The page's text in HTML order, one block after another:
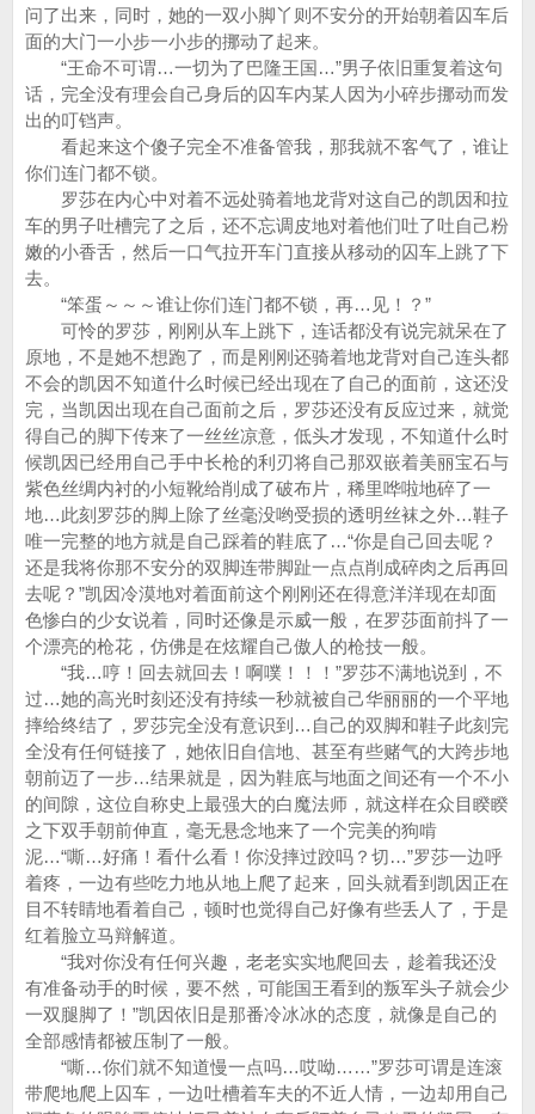
问了出来，同时，她的一双小脚丫则不安分的开始朝着囚车后
面的大门一小步一小步的挪动了起来。
“王命不可谓…一切为了巴隆王国…”男子依旧重复着这句
话，完全没有理会自己身后的囚车内某人因为小碎步挪动而发
出的叮铛声。
看起来这个傻子完全不准备管我，那我就不客气了，谁让
你们连门都不锁。
罗莎在内心中对着不远处骑着地龙背对这自己的凯因和拉
车的男子吐槽完了之后，还不忘调皮地对着他们吐了吐自己粉
嫩的小香舌，然后一口气拉开车门直接从移动的囚车上跳了下
去。
“笨蛋～～～谁让你们连门都不锁，再…见！？”
可怜的罗莎，刚刚从车上跳下，连话都没有说完就呆在了
原地，不是她不想跑了，而是刚刚还骑着地龙背对自己连头都
不会的凯因不知道什么时候已经出现在了自己的面前，这还没
完，当凯因出现在自己面前之后，罗莎还没有反应过来，就觉
得自己的脚下传来了一丝丝凉意，低头才发现，不知道什么时
候凯因已经用自己手中长枪的利刃将自己那双嵌着美丽宝石与
紫色丝绸内衬的小短靴给削成了破布片，稀里哗啦地碎了一
地…此刻罗莎的脚上除了丝毫没哟受损的透明丝袜之外…鞋子
唯一完整的地方就是自己踩着的鞋底了…“你是自己回去呢？
还是我将你那不安分的双脚连带脚趾一点点削成碎肉之后再回
去呢？”凯因冷漠地对着面前这个刚刚还在得意洋洋现在却面
色惨白的少女说着，同时还像是示威一般，在罗莎面前抖了一
个漂亮的枪花，仿佛是在炫耀自己傲人的枪技一般。
“我…哼！回去就回去！啊噗！！！”罗莎不满地说到，不
过…她的高光时刻还没有持续一秒就被自己华丽丽的一个平地
摔给终结了，罗莎完全没有意识到…自己的双脚和鞋子此刻完
全没有任何链接了，她依旧自信地、甚至有些赌气的大跨步地
朝前迈了一步…结果就是，因为鞋底与地面之间还有一个不小
的间隙，这位自称史上最强大的白魔法师，就这样在众目睽睽
之下双手朝前伸直，毫无悬念地来了一个完美的狗啃
泥…“嘶…好痛！看什么看！你没摔过跤吗？切…”罗莎一边呼
着疼，一边有些吃力地从地上爬了起来，回头就看到凯因正在
目不转睛地看着自己，顿时也觉得自己好像有些丢人了，于是
红着脸立马辩解道。
“我对你没有任何兴趣，老老实实地爬回去，趁着我还没
有准备动手的时候，要不然，可能国王看到的叛军头子就会少
一双腿脚了！”凯因依旧是那番冷冰冰的态度，就像是自己的
全部感情都被压制了一般。
“嘶…你们就不知道慢一点吗…哎呦……”罗莎可谓是连滚
带爬地爬上囚车，一边吐槽着车夫的不近人情，一边却用自己